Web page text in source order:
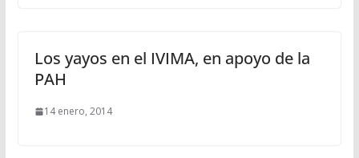
Los yayos en el IVIMA, en apoyo de la
PAH
14 enero, 2014